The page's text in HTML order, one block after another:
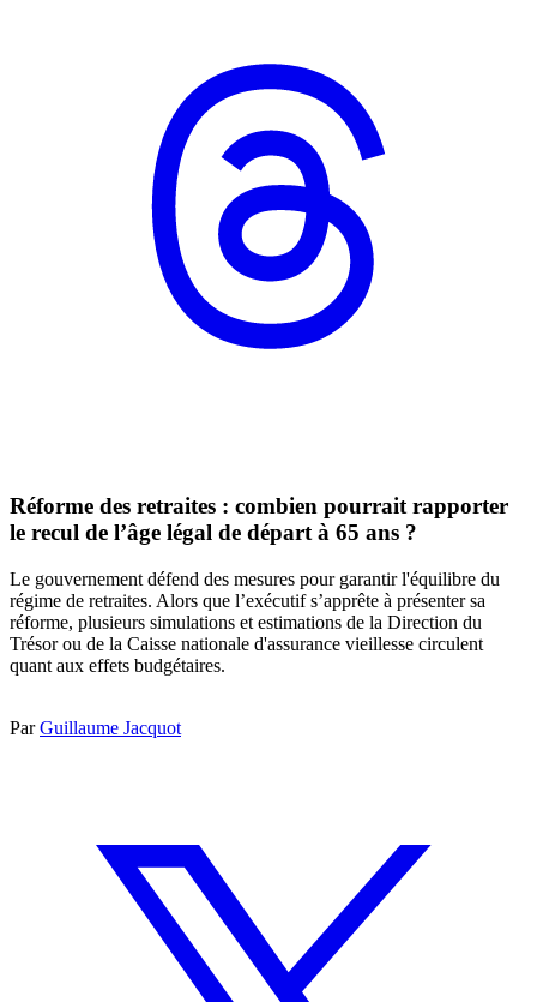
Réforme des retraites : combien pourrait rapporter
le recul de l’âge légal de départ à 65 ans ?
Le gouvernement défend des mesures pour garantir l'équilibre du
régime de retraites. Alors que l’exécutif s’apprête à présenter sa
réforme, plusieurs simulations et estimations de la Direction du
Trésor ou de la Caisse nationale d'assurance vieillesse circulent
quant aux effets budgétaires.
ParGuillaume Jacquot